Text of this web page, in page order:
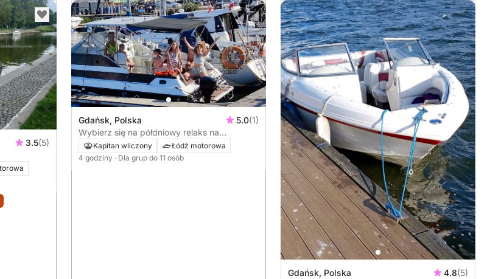
3.5(5)
Gdańsk, Polska 5.0(1)
Wybierz się na półdniowy relaks na
motorówce w Gdańsku
Kapitan wliczony
Łódź motorowa
4 godziny · Dla grup do 11 osób
Gdańsk, Polska 4.8(5)